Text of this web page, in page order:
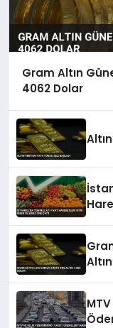
Gram Altın
4062 Dolar